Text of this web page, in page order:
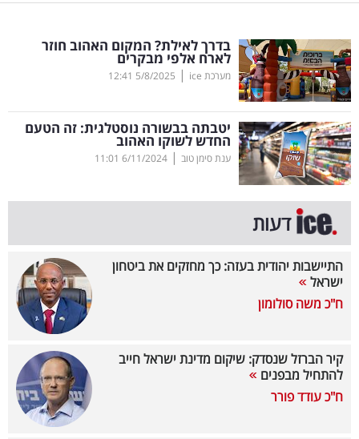
דיגיטל
וטק
שיווק
ופרסום
משפט
מדדים
ומחקרים
דעות
רכילות
קריפטו
בדרך לאילת? המקום האהוב חוזר
לארח אלפי מבקרים
מערכת ice |
5/8/2025
12:41
יטבתה בבשורה נוסטלגית: זה הטעם
החדש לשוקו האהוב
ענת סימן טוב |
6/11/2024
11:01
דעות
התיישבות יהודית בעזה: כך מחזקים את ביטחון
ישראל
ח"כ משה סולומון
קיר הברזל שנסדק: שיקום מדינת ישראל חייב
להתחיל מבפנים
ח"כ עודד פורר